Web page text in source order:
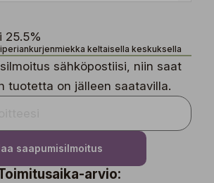
25.5%
keltaisella keskuksella
sähköpostiisi, niin saat
tuotetta on jälleen saatavilla.
saapumisilmoitus
arvio: